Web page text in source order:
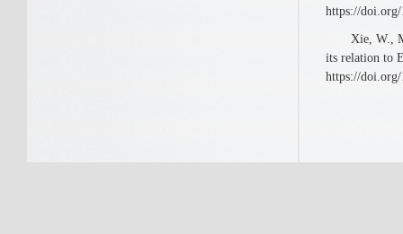
https://doi.org/
Xie, W.,
its relation to
https://doi.org/